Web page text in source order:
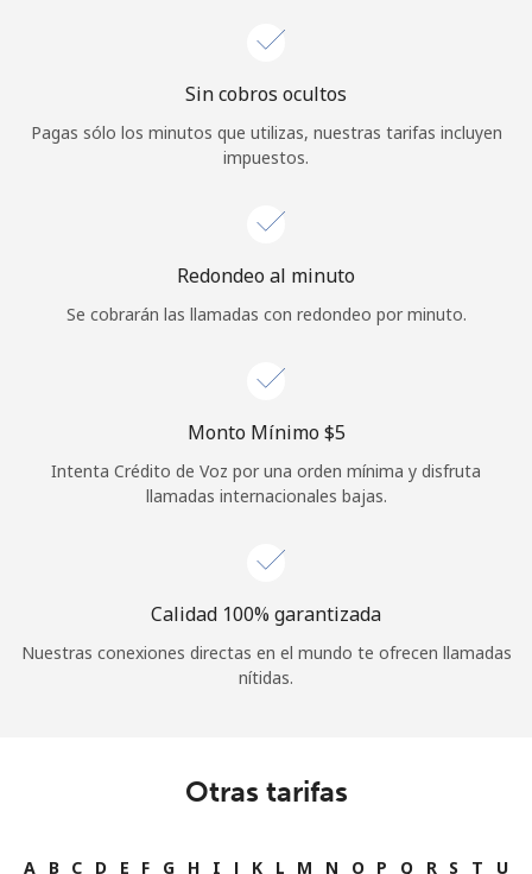
¿Olvidaste tu contraseña? →
Iniciar Sesión
Sin cobros ocultos
Pagas sólo los minutos que utilizas, nuestras tarifas incluyen
impuestos.
Redondeo al minuto
Se cobrarán las llamadas con redondeo por minuto.
Monto Mínimo ⁦$5⁩
Intenta Crédito de Voz por una orden mínima y disfruta
llamadas internacionales bajas.
Calidad 100% garantizada
Nuestras conexiones directas en el mundo te ofrecen llamadas
nítidas.
Otras tarifas
A B C D E F G H I J K L M N O P Q R S T
U